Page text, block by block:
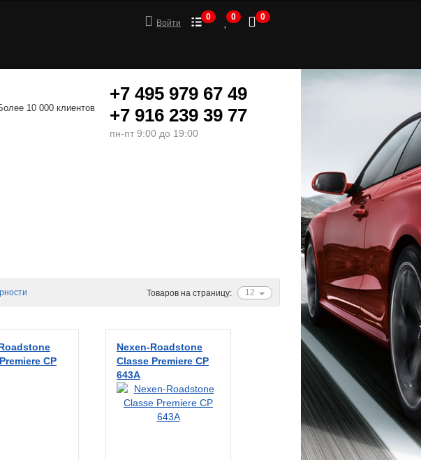
Войти
0 0 0
10 000 клиентов
+7 495 979 67 49
+7 916 239 39 77
пн-пт 9:00 до 19:00
12
Товаров на страницу:
CP
Nexen-Roadstone
Classe Premiere CP
643A